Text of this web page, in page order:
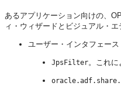
あるアプリケーション向けの、
ィ・ウィザードとビジュアル・
ユーザー・インタフェー
JpsFilter。これ